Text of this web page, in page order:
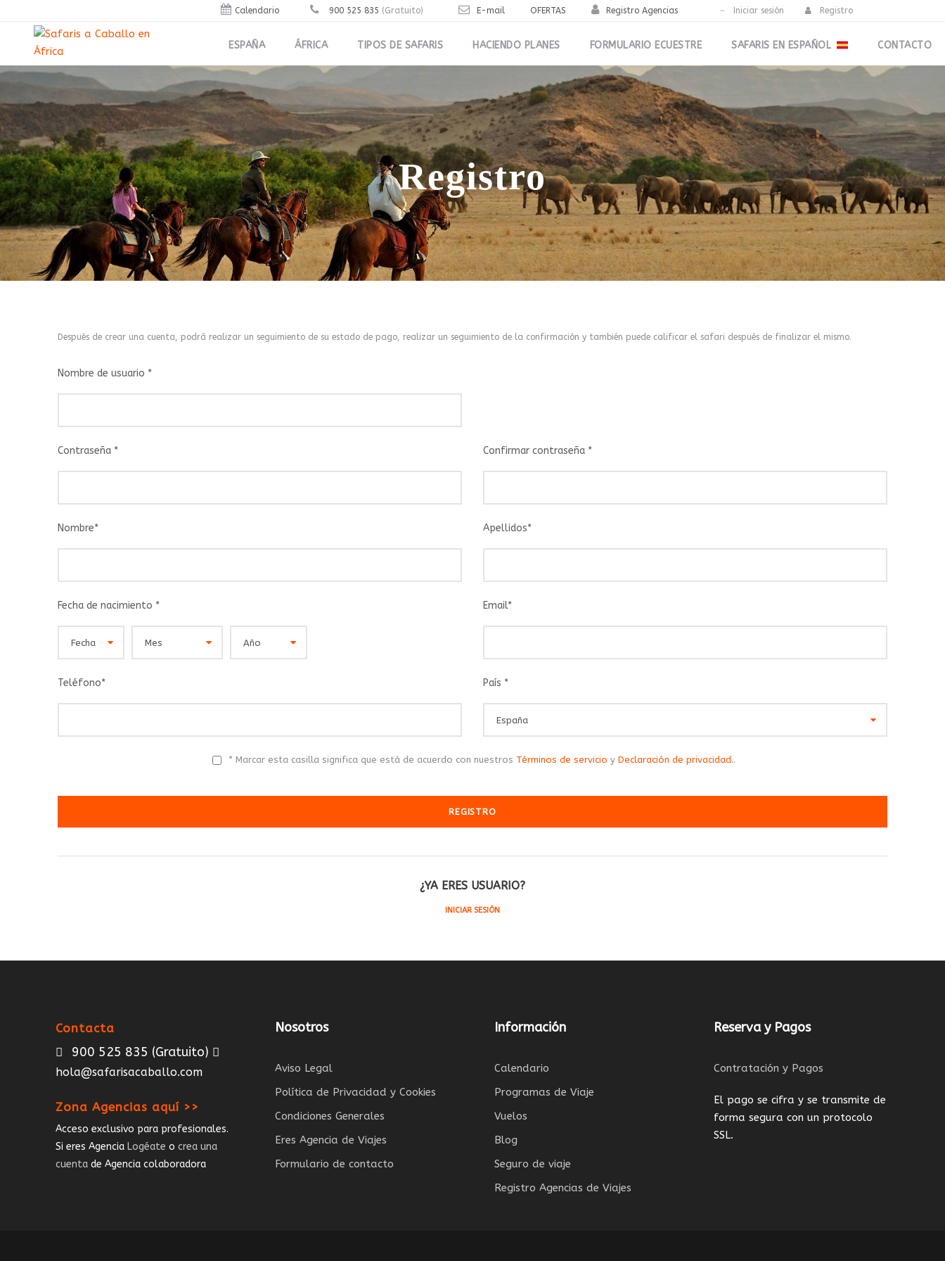
Calendario 900 525 835 (Gratuito) E-mail OFERTAS Registro Agencias Iniciar sesión Registro
ESPAÑA ÁFRICA TIPOS DE SAFARIS HACIENDO PLANES FORMULARIO ECUESTRE SAFARIS EN ESPAÑOL CONTACTO
Registro
Después de crear una cuenta, podrá realizar un seguimiento de su estado de pago, realizar un seguimiento de la confirmación y también puede calificar el safari después de finalizar el mismo.
Nombre de usuario *
Contraseña * Confirmar contraseña *
Nombre* Apellidos*
Fecha de nacimiento * Email*
Teléfono* País *
* Marcar esta casilla significa que está de acuerdo con nuestros Términos de servicio y Declaración de privacidad..
¿YA ERES USUARIO?
INICIAR SESIÓN
Contacta
900 525 835 (Gratuito)
hola@safarisacaballo.com
Zona Agencias aquí >>
Acceso exclusivo para profesionales.
Si eres Agencia Logéate o crea una
cuenta de Agencia colaboradora
Nosotros
Aviso Legal
Política de Privacidad y Cookies
Condiciones Generales
Eres Agencia de Viajes
Formulario de contacto
Información
Calendario
Programas de Viaje
Vuelos
Blog
Seguro de viaje
Registro Agencias de Viajes
Reserva y Pagos
Contratación y Pagos
El pago se cifra y se transmite de
forma segura con un protocolo
SSL.